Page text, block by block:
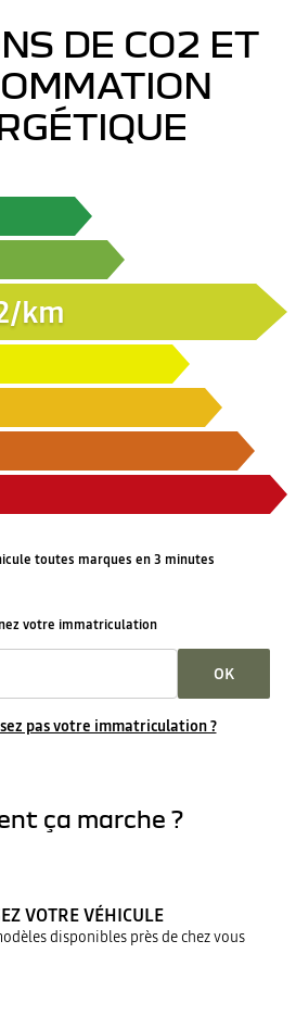
DE CO2 ET
km
toutes marques en 3 minutes
votre immatriculation
OK
pas votre immatriculation ?
ça marche ?
VOTRE VÉHICULE
disponibles près de chez vous